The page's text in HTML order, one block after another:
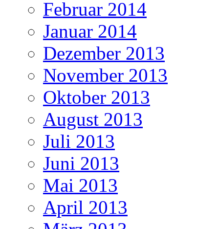
Februar 2014
Januar 2014
Dezember 2013
November 2013
Oktober 2013
August 2013
Juli 2013
Juni 2013
Mai 2013
April 2013